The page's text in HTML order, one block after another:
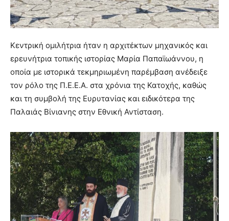
Κεντρική ομιλήτρια ήταν η αρχιτέκτων μηχανικός και
ερευνήτρια τοπικής ιστορίας Μαρία Παπαϊωάννου, η
οποία με ιστορικά τεκμηριωμένη παρέμβαση ανέδειξε
τον ρόλο της Π.Ε.Ε.Α. στα χρόνια της Κατοχής, καθώς
και τη συμβολή της Ευρυτανίας και ειδικότερα της
Παλαιάς Βίνιανης στην Εθνική Αντίσταση.